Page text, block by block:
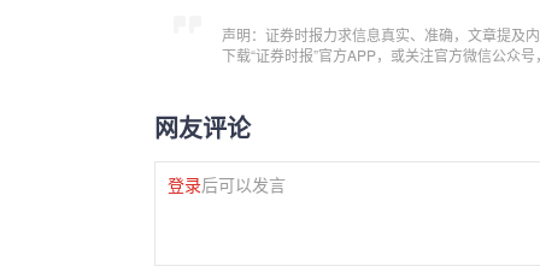
声明：证券时报力求信息真实、准确，文章提及
下载“证券时报”官方APP，或关注官方微信公众
网友评论
登录后可以发言